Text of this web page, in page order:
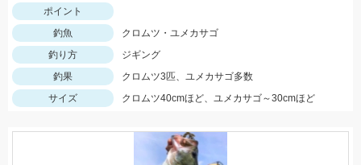
ポイント
釣魚
クロムツ・ユメカサゴ
釣り方
ジギング
釣果
クロムツ3匹、ユメカサゴ多数
サイズ
クロムツ40cmほど、ユメカサゴ～30cmほど